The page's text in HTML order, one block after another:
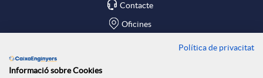
c
n
Contacte
Oficines
Política de privacitat
Informació sobre Cookies